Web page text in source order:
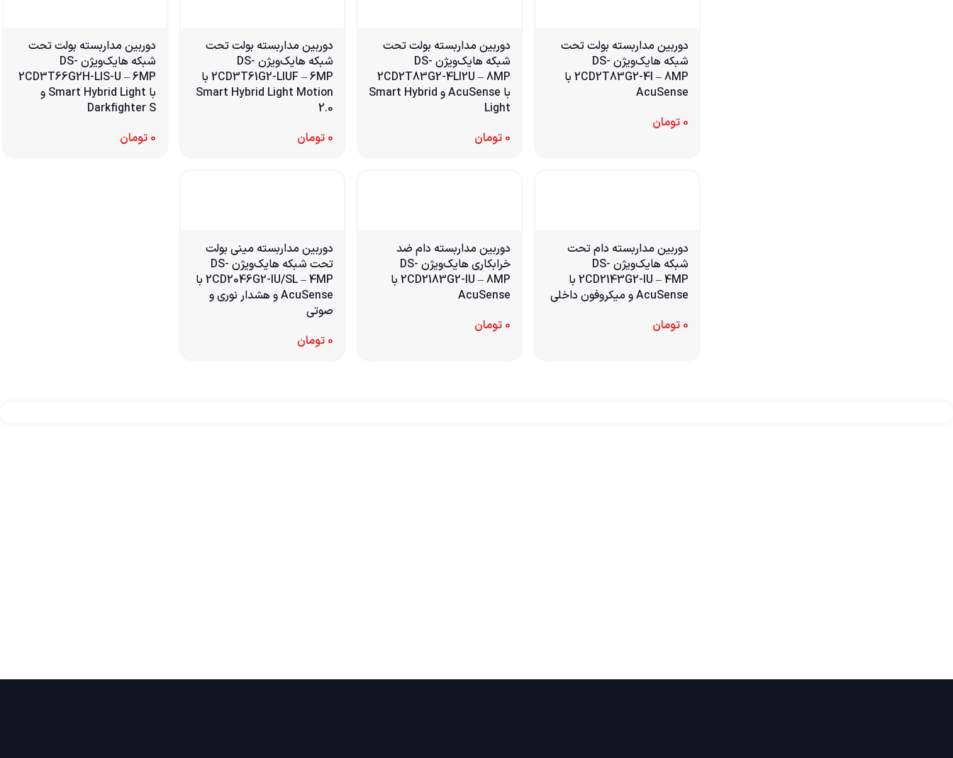
دوربین مداربسته بولت تحت
شبکه هایک‌ویژن DS-
2CD2T83G2-4I – 8MP با
AcuSense
0 تومان
دوربین مداربسته بولت تحت
شبکه هایک‌ویژن DS-
2CD2T83G2-4LI2U – 8MP
با AcuSense و Smart Hybrid
Light
0 تومان
دوربین مداربسته بولت تحت
شبکه هایک‌ویژن DS-
2CD3T61G2-LIUF – 6MP با
Smart Hybrid Light Motion
2.0
0 تومان
دوربین مداربسته بولت تحت
شبکه هایک‌ویژن DS-
2CD3T66G2H-LIS-U – 6MP
با Smart Hybrid Light و
Darkfighter S
0 تومان
دوربین مداربسته دام تحت
شبکه هایک‌ویژن DS-
2CD2143G2-IU – 4MP با
AcuSense و میکروفون داخلی
0 تومان
دوربین مداربسته دام ضد
خرابکاری هایک‌ویژن DS-
2CD2183G2-IU – 8MP با
AcuSense
0 تومان
دوربین مداربسته مینی بولت
تحت شبکه هایک‌ویژن DS-
2CD2046G2-IU/SL – 4MP با
AcuSense و هشدار نوری و
صوتی
0 تومان